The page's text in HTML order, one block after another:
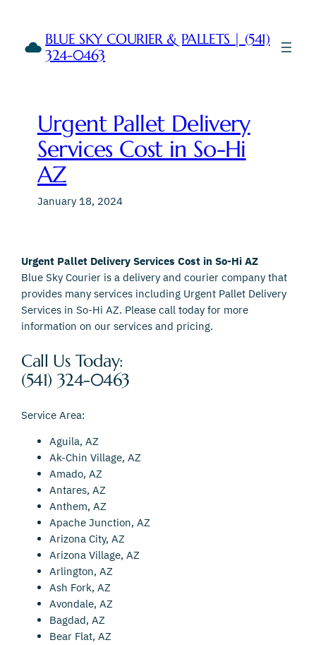
content BLUE SKY COURIER & PALLETS | (541)
324-0463
Urgent Pallet Delivery
Services Cost in So-Hi
AZ
January 18, 2024
Urgent Pallet Delivery Services Cost in So-Hi AZ
Blue Sky Courier is a delivery and courier company that
provides many services including Urgent Pallet Delivery
Services in So-Hi AZ. Please call today for more
information on our services and pricing.
Call Us Today:
(541) 324-0463
Service Area:
Aguila, AZ
Ak-Chin Village, AZ
Amado, AZ
Antares, AZ
Anthem, AZ
Apache Junction, AZ
Arizona City, AZ
Arizona Village, AZ
Arlington, AZ
Ash Fork, AZ
Avondale, AZ
Bagdad, AZ
Bear Flat, AZ